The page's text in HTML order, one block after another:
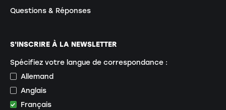
Questions & Réponses
S'INSCRIRE À LA NEWSLETTER
Spécifiez votre langue de correspondance :
Allemand
Anglais
Français